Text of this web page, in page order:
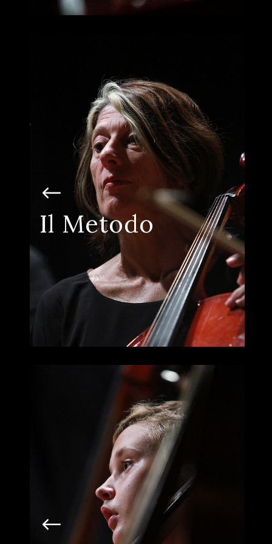
Il Metodo
La musica che cura, trasforma e
Il nostro metodo unisce terapia e musica
per creare percorsi unici, dove ognuno
può trovare il proprio ritmo e costruire
connessioni profonde.
SCOPRI DI METODO
La tua nota può fare la
differenza.
Unisciti alla nostra orchestra inclusiva: che